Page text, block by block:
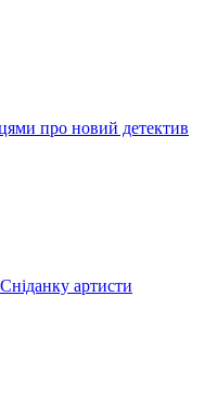
про новий детектив
артисти